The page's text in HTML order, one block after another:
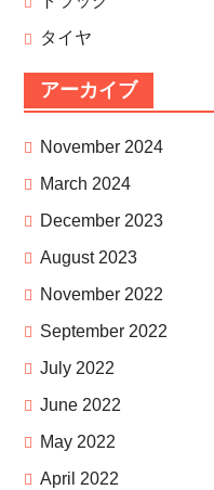
タイヤ
アーカイブ
November 2024
March 2024
December 2023
August 2023
November 2022
September 2022
July 2022
June 2022
May 2022
April 2022